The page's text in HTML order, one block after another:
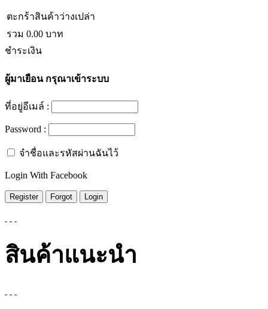
ตะกร้าสินค้าว่างเปล่า
รวม 0.00 บาท
ชำระเงิน
ผู้มาเยือนกรุณาเข้าระบบ
ที่อยู่อีเมล์ :
Password :
จำชื่อและรหัสผ่านฉันไว้
Login With Facebook
สินค้าแนะนำ